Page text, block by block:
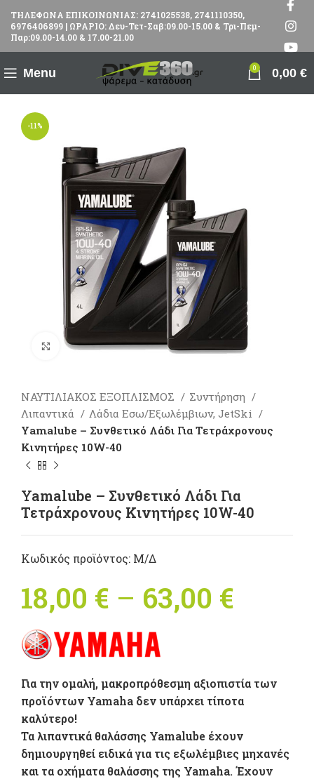
ΤΗΛΕΦΩΝΑ ΕΠΙΚΟΙΝΩΝΙΑΣ: 2741025538, 2741110350,
6976406899 | ΩΡΑΡΙΟ: Δευ-Τετ-Σαβ:09.00-15.00 & Τρι-Πεμ-
Παρ:09.00-14.00 & 17.00-21.00
Menu 0 0,00 €
-11%
Πατήστε για μεγέθυνση
ΝΑΥΤΙΛΙΑΚΟΣ ΕΞΟΠΛΙΣΜΟΣ
Συντήρηση
Λιπαντικά
Λάδια Εσω/Εξωλέμβιων, JetSki
Yamalube – Συνθετικό Λάδι Για Τετράχρονους
Κινητήρες 10W-40
Yamalube – Συνθετικό Λάδι Για
Τετράχρονους Κινητήρες 10W-40
Κωδικός προϊόντος: Μ/Δ
18,00 € – 63,00 €
63,00
Για την ομαλή, μακροπρόθεσμη αξιοπιστία των
προϊόντων Yamaha δεν υπάρχει τίποτα
καλύτερο!
Τα λιπαντικά θαλάσσης Yamalube έχουν
δημιουργηθεί ειδικά για τις εξωλέμβιες μηχανές
και τα οχήματα θαλάσσης της Yamaha. Έχουν